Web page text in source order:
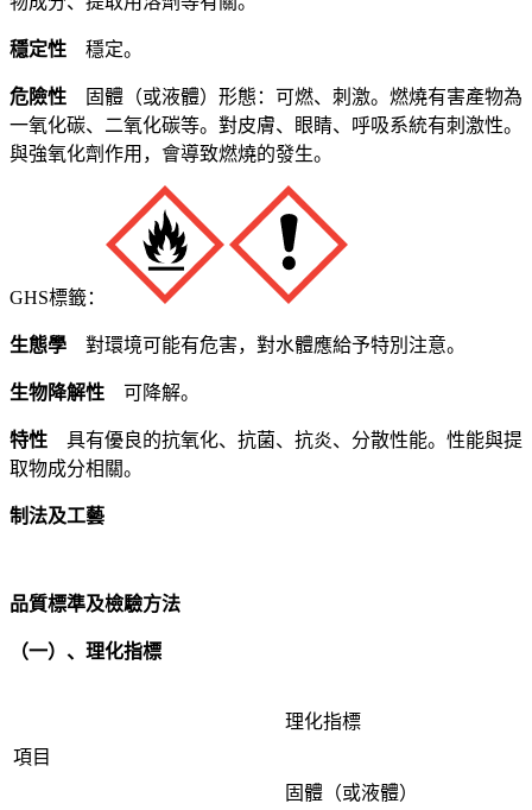
穩定性 穩定。
危險性
固體（或液體）形態：可燃、刺激。燃燒有害產物為
一氧化碳、二氧化碳等。對皮膚、眼睛、呼吸系統有刺激性。
與強氧化劑作用，會導致燃燒的發生。
GHS標籤：
生態學 對環境可能有危害，對水體應給予特別注意。
生物降解性 可降解。
特性 具有優良的抗氧化、抗菌、抗炎、分散性能。性能與提
取物成分相關。
制法及工藝
品質標準及檢驗方法
（一）、理化指標
項目
理化指標
固體（或液體）